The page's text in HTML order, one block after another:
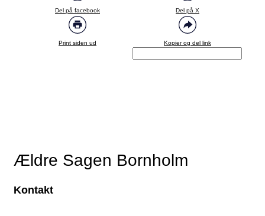
Del på facebook Del på X
Print siden ud Kopier og del link
Ældre Sagen Bornholm
Kontakt